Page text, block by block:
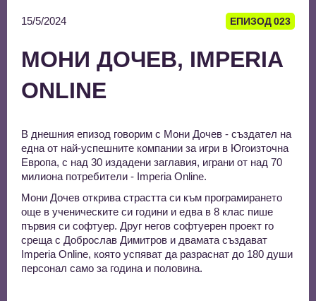
15/5/2024 ЕПИЗОД023
МОНИ ДОЧЕВ, IMPERIA
ONLINE
В днешния епизод говорим с Мони Дочев - създател на
една от най-успешните компании за игри в Югоизточна
Европа, с над 30 издадени заглавия, играни от над 70
милиона потребители - Imperia Online.
Мони Дочев открива страстта си към програмирането
още в ученическите си години и едва в 8 клас пише
първия си софтуер. Друг негов софтуерен проект го
среща с Доброслав Димитров и двамата създават
Imperia Online, която успяват да разраснат до 180 души
персонал само за година и половина.